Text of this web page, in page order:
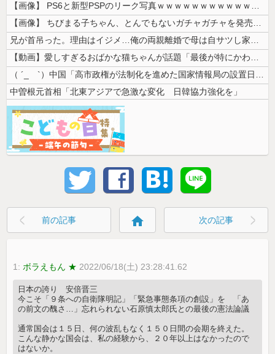
【画像】 PS6と新型PSPのリーク写真ｗｗｗｗｗｗｗｗｗｗｗｗｗｗｗ...
【画像】 ちびまる子ちゃん、とんでもないガチャガチャを発売してしまうｗ...
兄が首吊った。理由はイジメ…俺の両親離婚で母は自サツし家庭崩壊→首謀者...
【動画】愛しすぎるおばかな猫ちゃんが話題「最後が特にかわいいｗ」
（ ´_ゝ`）中国「高市政権が法制化を進めた国家情報局の設置日が7月3...
中曽根元首相「北東アジアで急激な変化 日韓協力強化を」
前の記事 home 次の記事
1:ボラえもん ★ 2022/06/18(土) 23:28:41.62
日本の誇り 安倍晋三
今こそ「９条への自衛隊明記」「緊急事態条項の創設」を 「あ
の前文の醜さ…」忘れられない石原慎太郎氏との最後の憲法論議
通常国会は１５日、何の波乱もなく１５０日間の会期を終えた。
こんな静かな国会は、私の経験から、２０年以上はなかったので
はないか。